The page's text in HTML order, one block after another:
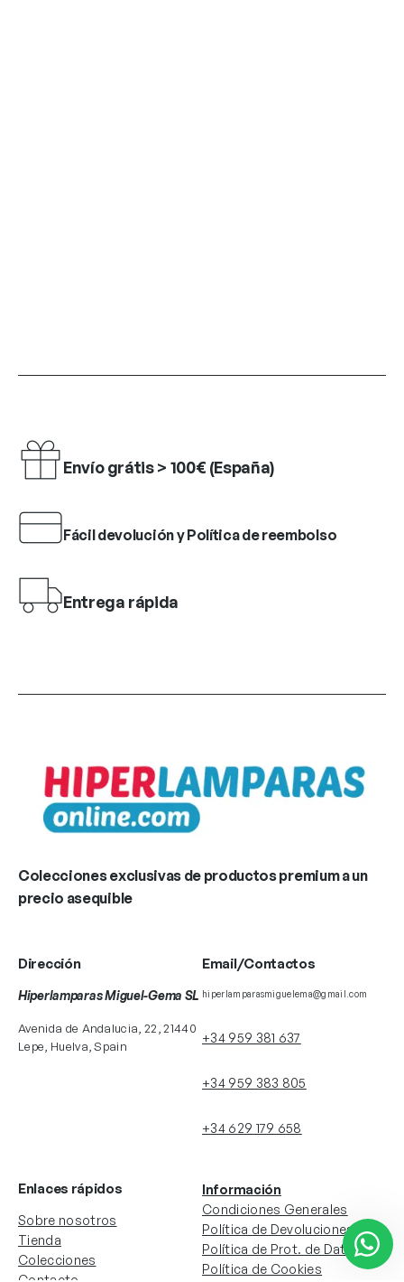
Envío grátis > 100€ (España)
Fácil devolución y Política de reembolso
Entrega rápida
Colecciones exclusivas de productos premium a un
precio asequible
Dirección
Hiperlamparas Miguel-Gema SL
Avenida de Andalucia, 22, 21440
Lepe, Huelva, Spain
Email/Contactos
hiperlamparasmiguelema@gmail.com
+34 959 381 637
+34 959 383 805
+34 629 179 658
Enlaces rápidos
Sobre nosotros
Tienda
Colecciones
Información
Condiciones Generales
Política de Devoluciones
Política de Prot. de Datos
Política de Cookies